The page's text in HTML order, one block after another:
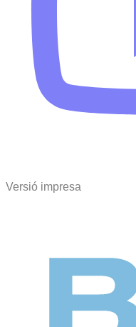
Versió impresa